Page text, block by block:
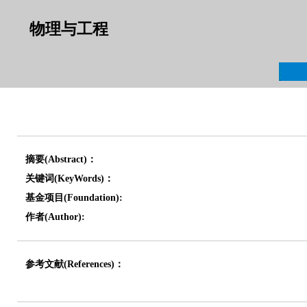
物理与工程
摘要(Abstract)：
关键词(KeyWords)：
基金项目(Foundation):
作者(Author):
参考文献(References)：